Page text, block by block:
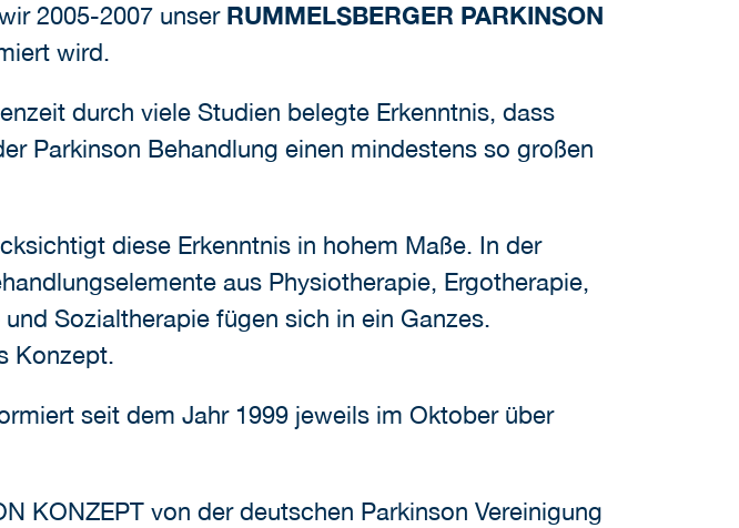
2005-2007 unser RUMMELSBERGER PARKINSON
wird.
durch viele Studien belegte Erkenntnis, dass
Parkinson Behandlung einen mindestens so großen
diese Erkenntnis in hohem Maße. In der
aus Physiotherapie, Ergotherapie,
Sozialtherapie fügen sich in ein Ganzes.
Konzept.
seit dem Jahr 1999 jeweils im Oktober über
KONZEPT von der deutschen Parkinson Vereinigung